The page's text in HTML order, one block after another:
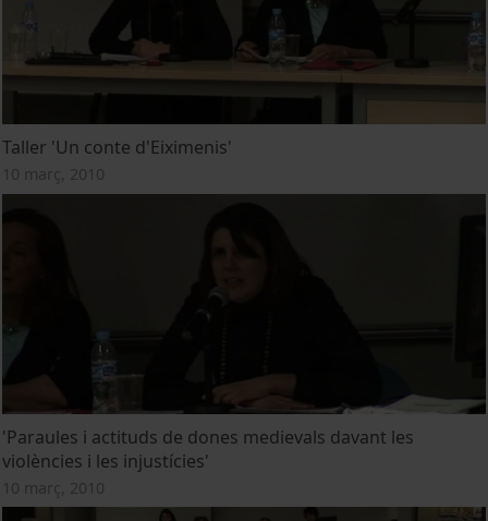
Taller 'Un conte d'Eiximenis'
10 març, 2010
'Paraules i actituds de dones medievals davant les
violències i les injustícies'
10 març, 2010